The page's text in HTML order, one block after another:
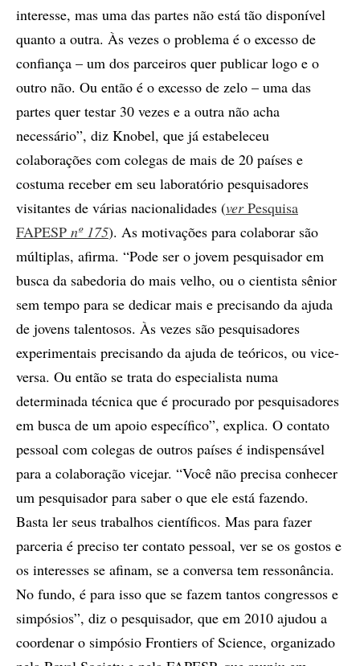
interesse, mas uma das partes não está tão disponível
quanto a outra. Às vezes o problema é o excesso de
confiança – um dos parceiros quer publicar logo e o
outro não. Ou então é o excesso de zelo – uma das
partes quer testar 30 vezes e a outra não acha
necessário”, diz Knobel, que já estabeleceu
colaborações com colegas de mais de 20 países e
costuma receber em seu laboratório pesquisadores
visitantes de várias nacionalidades (verPesquisa
FAPESP nº 175). As motivações para colaborar são
múltiplas, afirma. “Pode ser o jovem pesquisador em
busca da sabedoria do mais velho, ou o cientista sênior
sem tempo para se dedicar mais e precisando da ajuda
de jovens talentosos. Às vezes são pesquisadores
experimentais precisando da ajuda de teóricos, ou vice-
versa. Ou então se trata do especialista numa
determinada técnica que é procurado por pesquisadores
em busca de um apoio específico”, explica. O contato
pessoal com colegas de outros países é indispensável
para a colaboração vicejar. “Você não precisa conhecer
um pesquisador para saber o que ele está fazendo.
Basta ler seus trabalhos científicos. Mas para fazer
parceria é preciso ter contato pessoal, ver se os gostos e
os interesses se afinam, se a conversa tem ressonância.
No fundo, é para isso que se fazem tantos congressos e
simpósios”, diz o pesquisador, que em 2010 ajudou a
coordenar o simpósio Frontiers of Science, organizado